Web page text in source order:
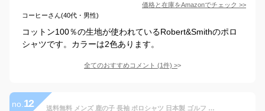
価格と在庫をAmazonでチェック >>
コーヒーさん(40代・男性)
コットン100％の生地が使われているRobert&Smithのポロ
シャツです。カラーは2色あります。
全てのおすすめコメント (1件) >
no. 12 送料無料 メンズ 鹿の子 長袖 ポロシャツ 日本製 ゴルフ ゴルフウェア 贈り物 シニア 紳士 男性用 40代 50代 60代 ギフト プレゼント